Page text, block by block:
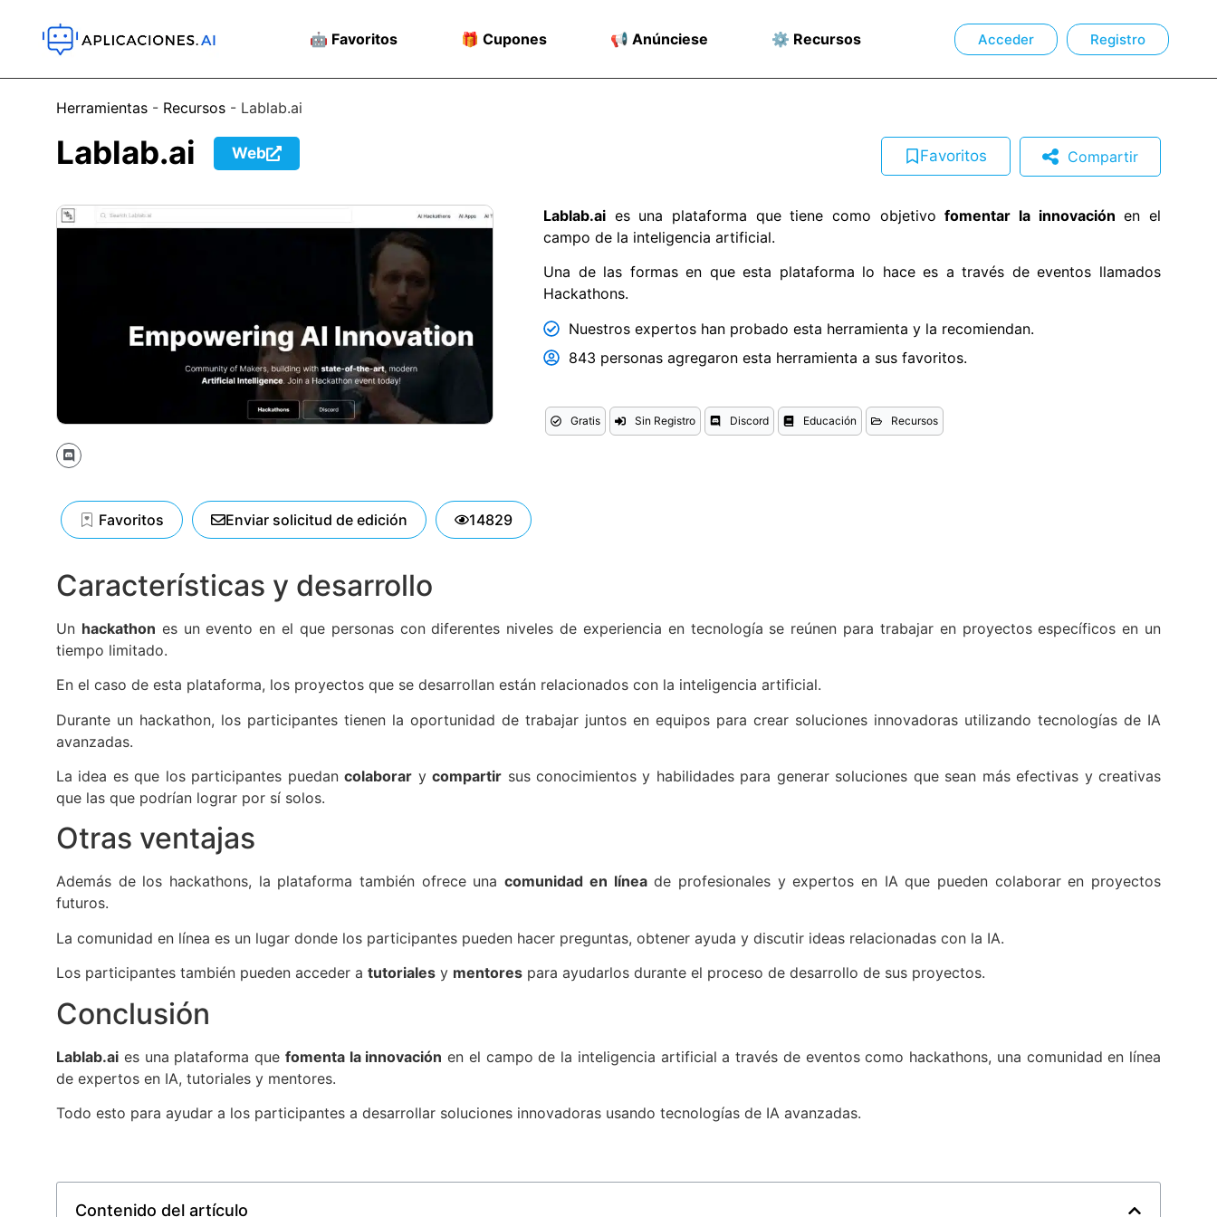
🤖 Favoritos 🎁 Cupones 📢 Anúnciese ⚙️ Recursos Acceder Registro
Herramientas - Recursos - Lablab.ai
Lablab.ai Web Favoritos Compartir
Lablab.ai es una plataforma que tiene como objetivofomentar la innovación en el
campo de la inteligencia artificial.
Una de las formas en que esta plataforma lo hace es a través de eventos llamados
Hackathons.
Nuestros expertos han probado esta herramienta y la recomiendan.
843 personas agregaron esta herramienta a sus favoritos.
Gratis Sin Registro Discord Educación Recursos
Favoritos Enviar solicitud de edición 14829
Características y desarrollo
Un hackathon es un evento en el que personas con diferentes niveles de experiencia en tecnología se reúnen para trabajar en proyectos específicos en un
tiempo limitado.
En el caso de esta plataforma, los proyectos que se desarrollan están relacionados con la inteligencia artificial.
Durante un hackathon, los participantes tienen la oportunidad de trabajar juntos en equipos para crear soluciones innovadoras utilizando tecnologías de IA
avanzadas.
La idea es que los participantes puedancolaborar ycompartir sus conocimientos y habilidades para generar soluciones que sean más efectivas y creativas
que las que podrían lograr por sí solos.
Otras ventajas
Además de los hackathons, la plataforma también ofrece unacomunidad en líneade profesionales y expertos en IA que pueden colaborar en proyectos
futuros.
La comunidad en línea es un lugar donde los participantes pueden hacer preguntas, obtener ayuda y discutir ideas relacionadas con la IA.
Los participantes también pueden acceder a tutoriales y mentores para ayudarlos durante el proceso de desarrollo de sus proyectos.
Conclusión
Lablab.ai es una plataforma que fomenta la innovación en el campo de la inteligencia artificial a través de eventos como hackathons, una comunidad en línea
de expertos en IA, tutoriales y mentores.
Todo esto para ayudar a los participantes a desarrollar soluciones innovadoras usando tecnologías de IA avanzadas.
Contenido del artículo